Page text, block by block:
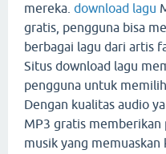
mereka. download lagu
gratis, pengguna bisa
berbagai lagu dari artis
Situs download lagu
pengguna untuk
Dengan kualitas audio
MP3 gratis memberikan
musik yang memuaskan